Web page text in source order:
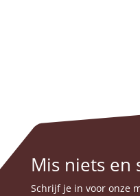
Mis niets en
Schrijf je in voor onze